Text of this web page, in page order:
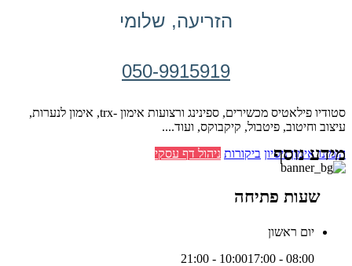
הזריעה, שלומי
050-9915919
סטודיו פילאטיס מכשירים, ספינינג ורצועות אימון -trx, אימון לנערות,
עיצוב וחיטוב, פיטבול, קיקבוקס, ועוד....
הזמינו אימון ניסיון ביקורות ניהול דף עסקי מידע נוסף
שעות פתיחה
יום ראשון
08:00 - 10:00
17:00 - 21:00